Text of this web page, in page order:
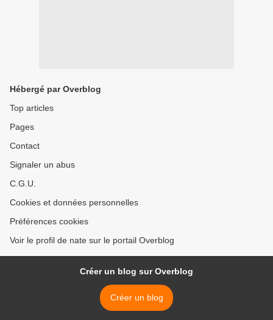
Hébergé par Overblog
Top articles
Pages
Contact
Signaler un abus
C.G.U.
Cookies et données personnelles
Préférences cookies
Voir le profil de nate sur le portail Overblog
Créer un blog sur Overblog
Créer un blog